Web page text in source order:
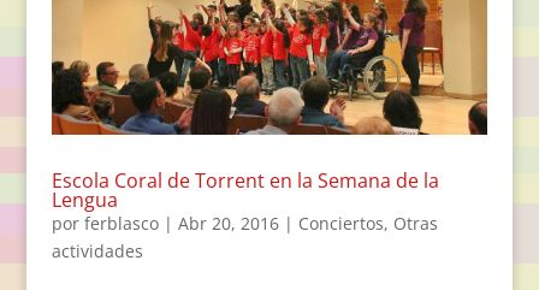
Escola Coral de Torrent en la Semana de la
Lengua
por ferblasco| Abr 20, 2016| Conciertos, Otras
actividades